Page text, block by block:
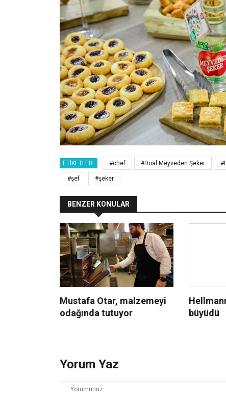
ETIKETLER: #chef #Doal Meyveden Şeker
#şef #şeker
BENZER KONULAR
Mustafa Otar, malzemeyi
odağında tutuyor
büyüdü
Yorum Yaz